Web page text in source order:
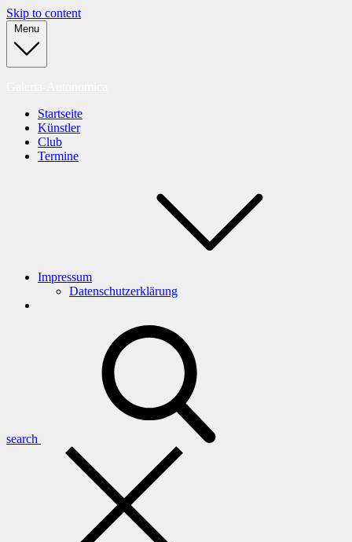
Skip to content
Menu
Startseite
Künstler
Club
Termine
Impressum
Datenschutzerklärung
search